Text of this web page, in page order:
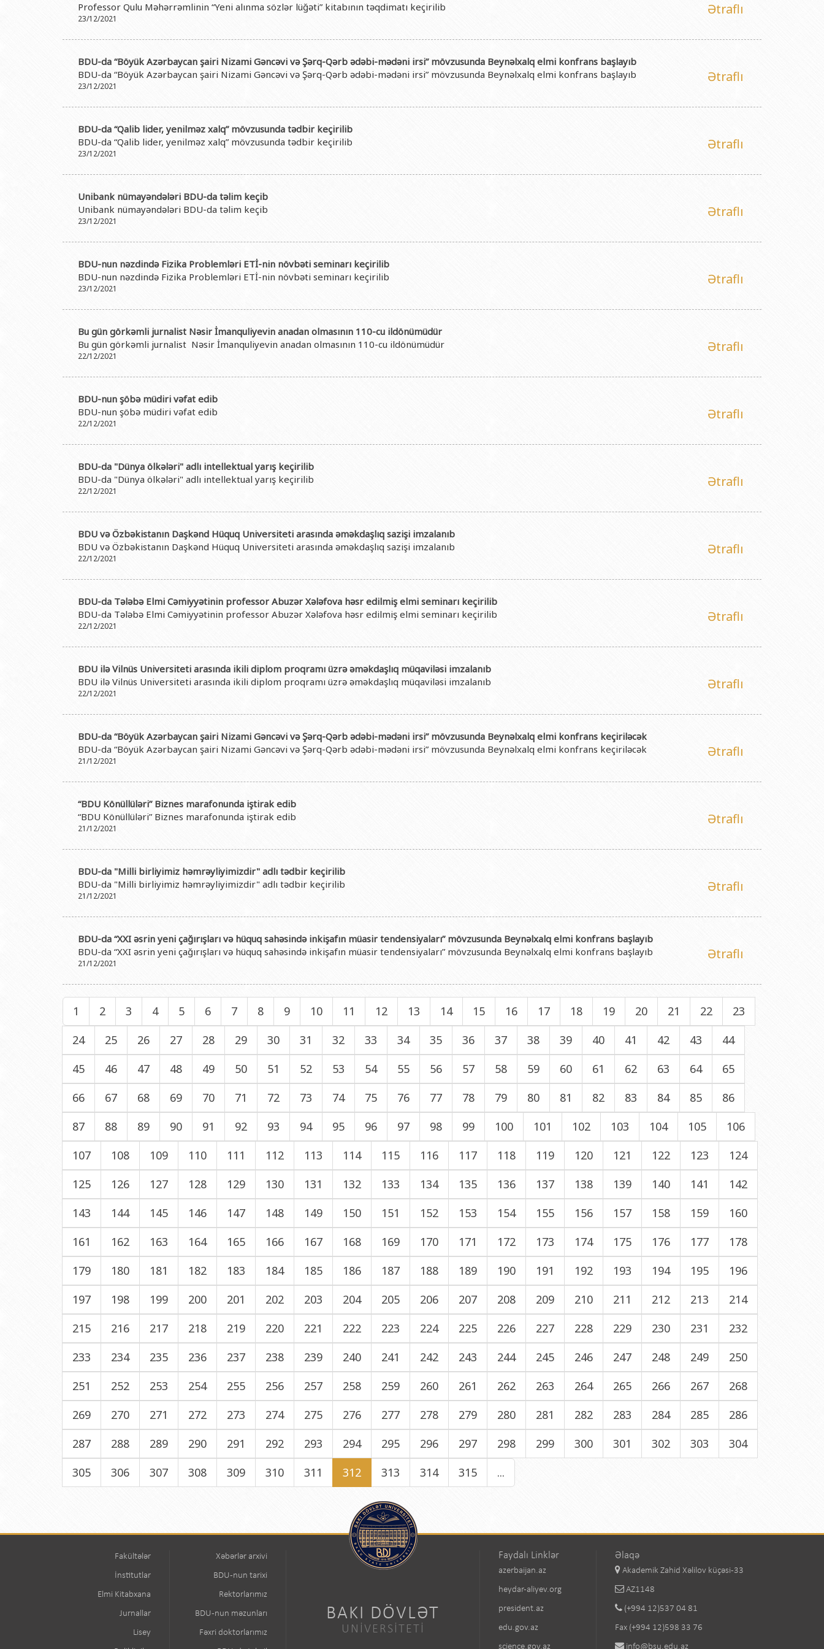
Professor Qulu Məhərrəmlinin “Yeni alınma sözlər lüğəti” kitabının təqdimatı keçirilib
23/12/2021
Ətraflı
BDU-da “Böyük Azərbaycan şairi Nizami Gəncəvi və Şərq-Qərb ədəbi-mədəni irsi” mövzusunda Beynəlxalq elmi konfrans başlayıb
BDU-da “Böyük Azərbaycan şairi Nizami Gəncəvi və Şərq-Qərb ədəbi-mədəni irsi” mövzusunda Beynəlxalq elmi konfrans başlayıb
23/12/2021
Ətraflı
BDU-da “Qalib lider, yenilməz xalq” mövzusunda tədbir keçirilib
BDU-da “Qalib lider, yenilməz xalq” mövzusunda tədbir keçirilib
23/12/2021
Ətraflı
Unibank nümayəndələri BDU-da təlim keçib
Unibank nümayəndələri BDU-da təlim keçib
23/12/2021
Ətraflı
BDU-nun nəzdində Fizika Problemləri ETİ-nin növbəti seminarı keçirilib
BDU-nun nəzdində Fizika Problemləri ETİ-nin növbəti seminarı keçirilib
23/12/2021
Ətraflı
Bu gün görkəmli jurnalist Nəsir İmanquliyevin anadan olmasının 110-cu ildönümüdür
Bu gün görkəmli jurnalist Nəsir İmanquliyevin anadan olmasının 110-cu ildönümüdür
22/12/2021
Ətraflı
BDU-nun şöbə müdiri vəfat edib
BDU-nun şöbə müdiri vəfat edib
22/12/2021
Ətraflı
BDU-da "Dünya ölkələri" adlı intellektual yarış keçirilib
BDU-da "Dünya ölkələri" adlı intellektual yarış keçirilib
22/12/2021
Ətraflı
BDU və Özbəkistanın Daşkənd Hüquq Universiteti arasında əməkdaşlıq sazişi imzalanıb
BDU və Özbəkistanın Daşkənd Hüquq Universiteti arasında əməkdaşlıq sazişi imzalanıb
22/12/2021
Ətraflı
BDU-da Tələbə Elmi Cəmiyyətinin professor Abuzər Xələfova həsr edilmiş elmi seminarı keçirilib
BDU-da Tələbə Elmi Cəmiyyətinin professor Abuzər Xələfova həsr edilmiş elmi seminarı keçirilib
22/12/2021
Ətraflı
BDU ilə Vilnüs Universiteti arasında ikili diplom proqramı üzrə əməkdaşlıq müqaviləsi imzalanıb
BDU ilə Vilnüs Universiteti arasında ikili diplom proqramı üzrə əməkdaşlıq müqaviləsi imzalanıb
22/12/2021
Ətraflı
BDU-da “Böyük Azərbaycan şairi Nizami Gəncəvi və Şərq-Qərb ədəbi-mədəni irsi” mövzusunda Beynəlxalq elmi konfrans keçiriləcək
BDU-da “Böyük Azərbaycan şairi Nizami Gəncəvi və Şərq-Qərb ədəbi-mədəni irsi” mövzusunda Beynəlxalq elmi konfrans keçiriləcək
21/12/2021
Ətraflı
“BDU Könüllüləri” Biznes marafonunda iştirak edib
“BDU Könüllüləri” Biznes marafonunda iştirak edib
21/12/2021
Ətraflı
BDU-da "Milli birliyimiz həmrəyliyimizdir" adlı tədbir keçirilib
BDU-da "Milli birliyimiz həmrəyliyimizdir" adlı tədbir keçirilib
21/12/2021
Ətraflı
BDU-da “XXI əsrin yeni çağırışları və hüquq sahəsində inkişafın müasir tendensiyaları” mövzusunda Beynəlxalq elmi konfrans başlayıb
BDU-da “XXI əsrin yeni çağırışları və hüquq sahəsində inkişafın müasir tendensiyaları” mövzusunda Beynəlxalq elmi konfrans başlayıb
21/12/2021
Ətraflı
1 2 3 4 5 6 7 8 9 10 11 12 13 14 15 16 17 18 19 20 21 22
23
24
25 26 27 28 29 30 31 32 33 34 35 36 37 38 39 40 41 42 43
44
45
46 47 48 49 50 51 52 53 54 55 56 57 58 59 60 61 62 63 64
65
66
67 68 69 70 71 72 73 74 75 76 77 78 79 80 81 82 83 84 85
86
87
88 89 90 91 92 93 94 95 96 97 98 99 100 101 102 103 104 105
106
107
108 109 110 111 112 113 114 115 116 117 118 119 120 121 122 123
124
125
126 127 128 129 130 131 132 133 134 135 136 137 138 139 140 141
142
143
144 145 146 147 148 149 150 151 152 153 154 155 156 157 158 159
160
161
162 163 164 165 166 167 168 169 170 171 172 173 174 175 176 177
178
179
180 181 182 183 184 185 186 187 188 189 190 191 192 193 194 195
196
197
198 199 200 201 202 203 204 205 206 207 208 209 210 211 212 213
214
215
216 217 218 219 220 221 222 223 224 225 226 227 228 229 230 231
232
233
234 235 236 237 238 239 240 241 242 243 244 245 246 247 248 249
250
251
252 253 254 255 256 257 258 259 260 261 262 263 264 265 266 267
268
269
270 271 272 273 274 275 276 277 278 279 280 281 282 283 284 285
286
287
288 289 290 291 292 293 294 295 296 297 298 299 300 301 302 303
304
305
306 307 308 309 310 311 312 313 314 315 ...
Fakültələr
İnstitutlar
Elmi Kitabxana
Jurnallar
Lisey
Xəbərlər arxivi
BDU-nun tarixi
Rektorlarımız
BDU-nun məzunları
Fəxri doktorlarımız
BAKI DÖVLƏT
UNİVERSİTETİ
Faydalı Linklər
azerbaijan.az
heydar-aliyev.org
president.az
edu.gov.az
science.gov.az
Əlaqə
Akademik Zahid Xəlilov küçəsi-33
AZ1148
(+994 12)537 04 81
Fax (+994 12)598 33 76
info@bsu.edu.az